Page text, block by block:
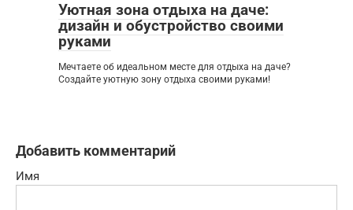
Уютная зона отдыха на даче:
дизайн и обустройство своими
руками
Мечтаете об идеальном месте для отдыха на даче?
Создайте уютную зону отдыха своими руками!
Добавить комментарий
Имя